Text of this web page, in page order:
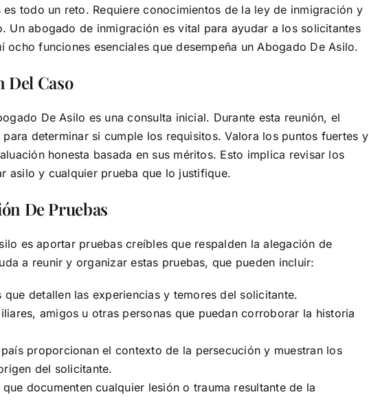
todo un reto. Requiere conocimientos de la ley de inmigración y
Un abogado de inmigración es vital para ayudar a los solicitantes
funciones esenciales que desempeña un Abogado De Asilo.
Del Caso
De Asilo es una consulta inicial. Durante esta reunión, el
determinar si cumple los requisitos. Valora los puntos fuertes y
honesta basada en sus méritos. Esto implica revisar los
asilo y cualquier prueba que lo justifique.
De Pruebas
es aportar pruebas creíbles que respalden la alegación de
a reunir y organizar estas pruebas, que pueden incluir:
que detallen las experiencias y temores del solicitante.
amigos u otras personas que puedan corroborar la historia
proporcionan el contexto de la persecución y muestran los
del solicitante.
documenten cualquier lesión o trauma resultante de la